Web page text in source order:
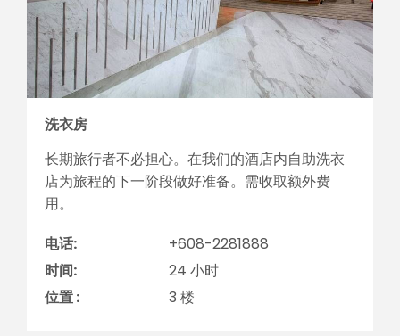
洗衣房
长期旅行者不必担心。在我们的酒店内自助洗衣
店为旅程的下一阶段做好准备。需收取额外费
用。
电话:
+608-2281888
时间:
24 小时
位置 :
3 楼